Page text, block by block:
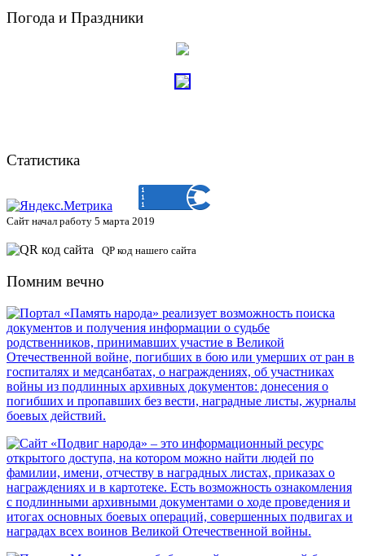
Погода и Праздники
Статистика
Сайт начал работу 5 марта 2019
QP код нашего сайта
Помним вечно